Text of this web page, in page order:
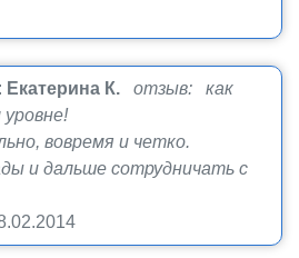
Екатерина К.
отзыв: как
уровне!
вовремя и четко.
и дальше сотрудничать с